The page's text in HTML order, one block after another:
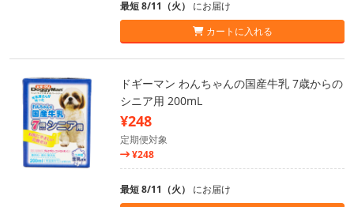
最短 8/11（火） にお届け
カートに入れる
ドギーマン わんちゃんの国産牛乳 7歳からの
シニア用 200mL
¥248
定期便対象
¥248
最短 8/11（火） にお届け